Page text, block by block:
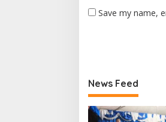
Save my name,
News Feed